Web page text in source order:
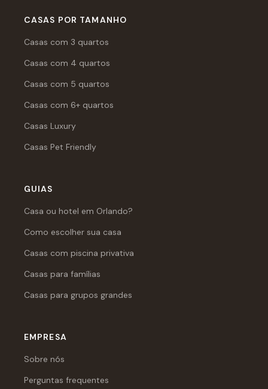
CASAS POR TAMANHO
Casas com 3 quartos
Casas com 4 quartos
Casas com 5 quartos
Casas com 6+ quartos
Casas Luxury
Casas Pet Friendly
GUIAS
Casa ou hotel em Orlando?
Como escolher sua casa
Casas com piscina privativa
Casas para famílias
Casas para grupos grandes
EMPRESA
Sobre nós
Perguntas frequentes